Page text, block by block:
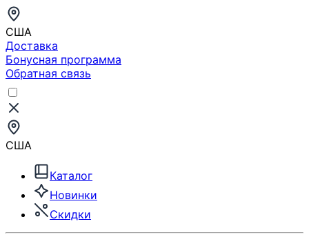
США
Доставка
Бонусная программа
Обратная связь
США
Каталог
Новинки
Скидки